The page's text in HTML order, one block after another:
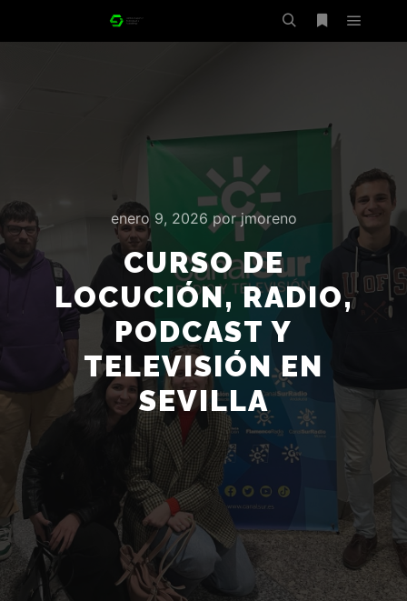
BuscarMásMenú
enero 9, 2026 porjmoreno
CURSO DE
LOCUCIÓN, RADIO,
PODCAST Y
TELEVISIÓN EN
SEVILLA